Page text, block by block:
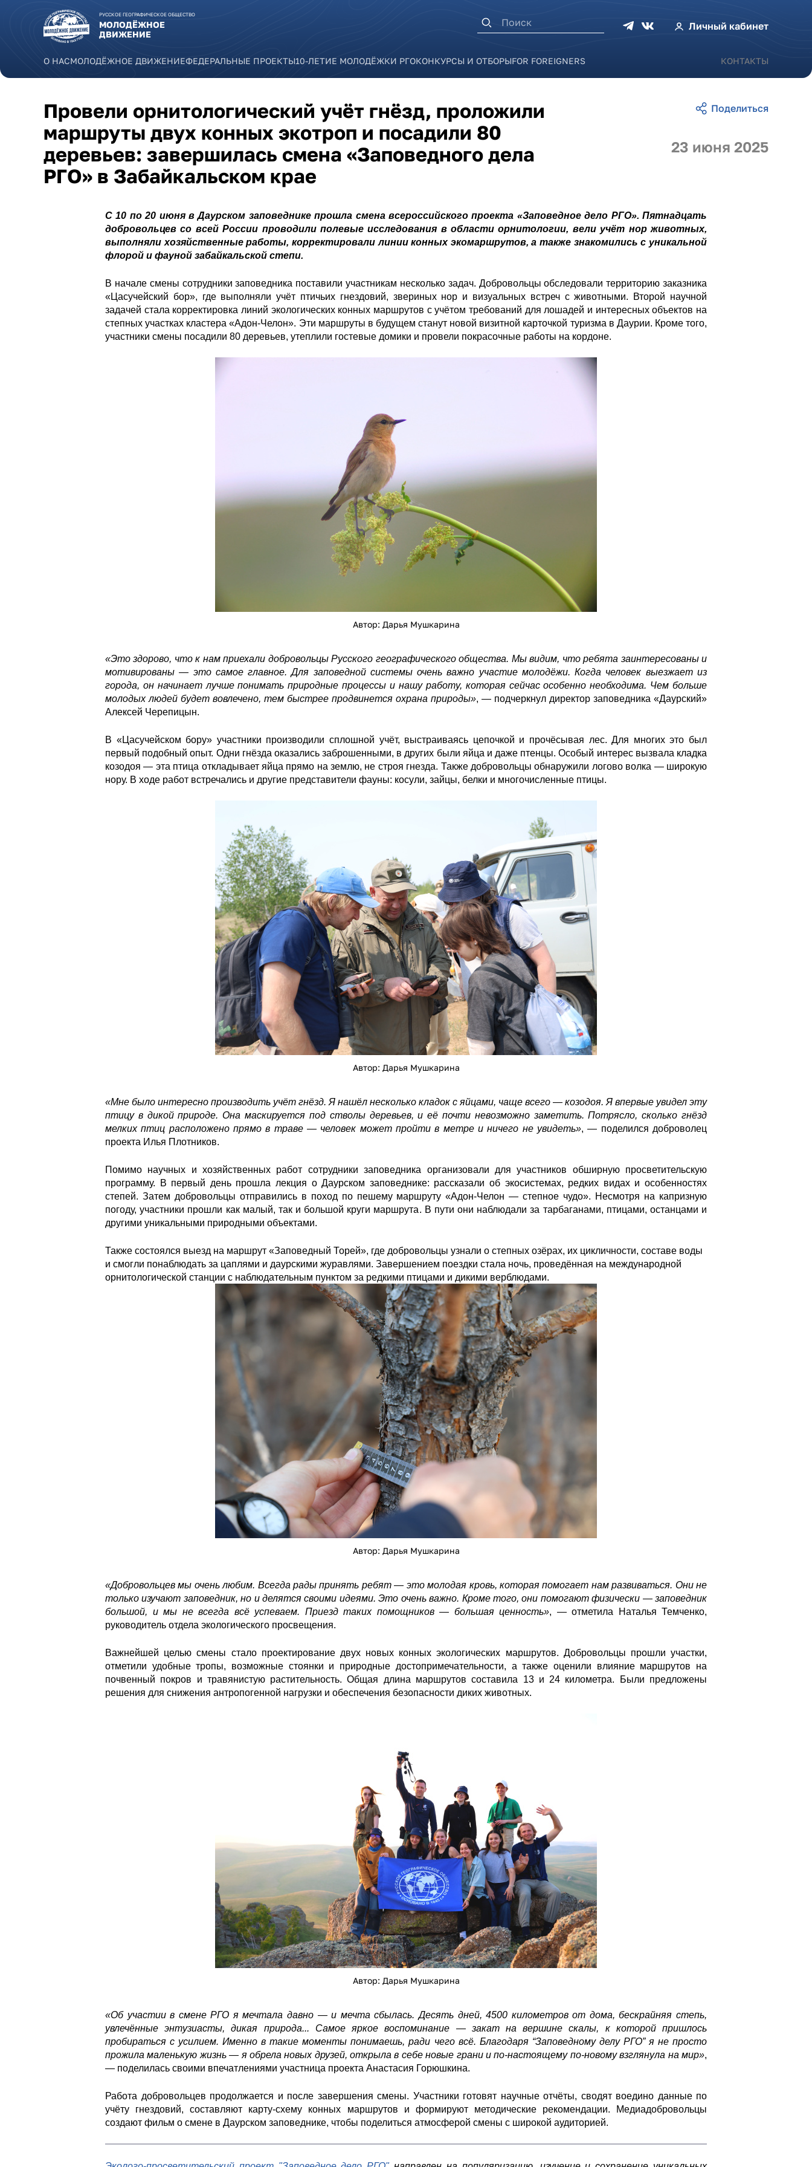
РУССКОЕ ГЕОГРАФИЧЕСКОЕ ОБЩЕСТВО
МОЛОДЁЖНОЕ
ДВИЖЕНИЕ
Личный кабинет
Форма поиска
О НАСМОЛОДЁЖНОЕ ДВИЖЕНИЕФЕДЕРАЛЬНЫЕ ПРОЕКТЫ10-ЛЕТИЕ МОЛОДЁЖКИ РГОКОНКУРСЫ И ОТБОРЫFOR FOREIGNERS КОНТАКТЫ
23 июня 2025
Провели орнитологический учёт гнёзд, проложили
маршруты двух конных экотроп и посадили 80
деревьев: завершилась смена «Заповедного дела
РГО» в Забайкальском крае
С 10 по 20 июня в Даурском заповеднике прошла смена всероссийского проекта «Заповедное дело РГО». Пятнадцать
добровольцев со всей России проводили полевые исследования в области орнитологии, вели учёт нор животных,
выполняли хозяйственные работы, корректировали линии конных экомаршрутов, а также знакомились с уникальной
флорой и фауной забайкальской степи.
В начале смены сотрудники заповедника поставили участникам несколько задач. Добровольцы обследовали территорию заказника
«Цасучейский бор», где выполняли учёт птичьих гнездовий, звериных нор и визуальных встреч с животными. Второй научной
задачей стала корректировка линий экологических конных маршрутов с учётом требований для лошадей и интересных объектов на
степных участках кластера «Адон-Челон». Эти маршруты в будущем станут новой визитной карточкой туризма в Даурии. Кроме того,
участники смены посадили 80 деревьев, утеплили гостевые домики и провели покрасочные работы на кордоне.
Автор: Дарья Мушкарина
«Это здорово, что к нам приехали добровольцы Русского географического общества. Мы видим, что ребята заинтересованы и
мотивированы — это самое главное. Для заповедной системы очень важно участие молодёжи. Когда человек выезжает из
города, он начинает лучше понимать природные процессы и нашу работу, которая сейчас особенно необходима. Чем больше
молодых людей будет вовлечено, тем быстрее продвинется охрана природы», — подчеркнул директор заповедника «Даурский»
Алексей Черепицын.
В «Цасучейском бору» участники производили сплошной учёт, выстраиваясь цепочкой и прочёсывая лес. Для многих это был
первый подобный опыт. Одни гнёзда оказались заброшенными, в других были яйца и даже птенцы. Особый интерес вызвала кладка
козодоя — эта птица откладывает яйца прямо на землю, не строя гнезда. Также добровольцы обнаружили логово волка — широкую
нору. В ходе работ встречались и другие представители фауны: косули, зайцы, белки и многочисленные птицы.
Автор: Дарья Мушкарина
«Мне было интересно производить учёт гнёзд. Я нашёл несколько кладок с яйцами, чаще всего — козодоя. Я впервые увидел эту
птицу в дикой природе. Она маскируется под стволы деревьев, и её почти невозможно заметить. Потрясло, сколько гнёзд
мелких птиц расположено прямо в траве — человек может пройти в метре и ничего не увидеть», — поделился доброволец
проекта Илья Плотников.
Помимо научных и хозяйственных работ сотрудники заповедника организовали для участников обширную просветительскую
программу. В первый день прошла лекция о Даурском заповеднике: рассказали об экосистемах, редких видах и особенностях
степей. Затем добровольцы отправились в поход по пешему маршруту «Адон-Челон — степное чудо». Несмотря на капризную
погоду, участники прошли как малый, так и большой круги маршрута. В пути они наблюдали за тарбаганами, птицами, останцами и
другими уникальными природными объектами.
Также состоялся выезд на маршрут «Заповедный Торей», где добровольцы узнали о степных озёрах, их цикличности, составе воды
и смогли понаблюдать за цаплями и даурскими журавлями. Завершением поездки стала ночь, проведённая на международной
орнитологической станции с наблюдательным пунктом за редкими птицами и дикими верблюдами.
Автор: Дарья Мушкарина
«Добровольцев мы очень любим. Всегда рады принять ребят — это молодая кровь, которая помогает нам развиваться. Они не
только изучают заповедник, но и делятся своими идеями. Это очень важно. Кроме того, они помогают физически — заповедник
большой, и мы не всегда всё успеваем. Приезд таких помощников — большая ценность», — отметила Наталья Темченко,
руководитель отдела экологического просвещения.
Важнейшей целью смены стало проектирование двух новых конных экологических маршрутов. Добровольцы прошли участки,
отметили удобные тропы, возможные стоянки и природные достопримечательности, а также оценили влияние маршрутов на
почвенный покров и травянистую растительность. Общая длина маршрутов составила 13 и 24 километра. Были предложены
решения для снижения антропогенной нагрузки и обеспечения безопасности диких животных.
Автор: Дарья Мушкарина
«Об участии в смене РГО я мечтала давно — и мечта сбылась. Десять дней, 4500 километров от дома, бескрайняя степь,
увлечённые энтузиасты, дикая природа... Самое яркое воспоминание — закат на вершине скалы, к которой пришлось
пробираться с усилием. Именно в такие моменты понимаешь, ради чего всё. Благодаря “Заповедному делу РГО” я не просто
прожила маленькую жизнь — я обрела новых друзей, открыла в себе новые грани и по-настоящему по-новому взглянула на мир»,
— поделилась своими впечатлениями участница проекта Анастасия Горюшкина.
Работа добровольцев продолжается и после завершения смены. Участники готовят научные отчёты, сводят воедино данные по
учёту гнездовий, составляют карту-схему конных маршрутов и формируют методические рекомендации. Медиадобровольцы
создают фильм о смене в Даурском заповеднике, чтобы поделиться атмосферой смены с широкой аудиторией.